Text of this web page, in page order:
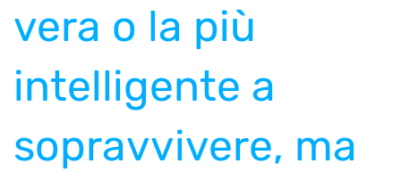
vera o la più
intelligente a
sopravvivere, ma